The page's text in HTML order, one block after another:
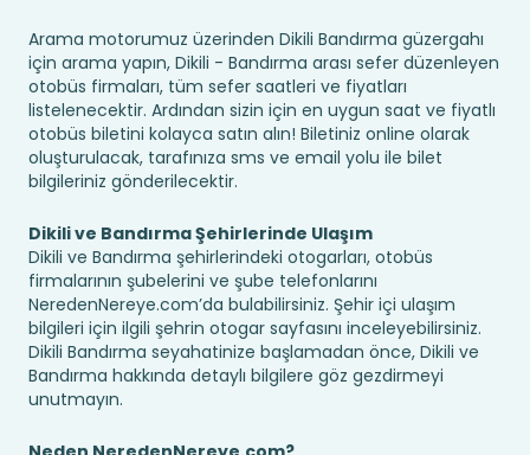
Arama motorumuz üzerinden Dikili Bandırma güzergahı
için arama yapın, Dikili - Bandırma arası sefer düzenleyen
otobüs firmaları, tüm sefer saatleri ve fiyatları
listelenecektir. Ardından sizin için en uygun saat ve fiyatlı
otobüs biletini kolayca satın alın! Biletiniz online olarak
oluşturulacak, tarafınıza sms ve email yolu ile bilet
bilgileriniz gönderilecektir.
Dikili ve Bandırma Şehirlerinde Ulaşım
Dikili ve Bandırma şehirlerindeki otogarları, otobüs
firmalarının şubelerini ve şube telefonlarını
NeredenNereye.com’da bulabilirsiniz. Şehir içi ulaşım
bilgileri için ilgili şehrin otogar sayfasını inceleyebilirsiniz.
Dikili Bandırma seyahatinize başlamadan önce, Dikili ve
Bandırma hakkında detaylı bilgilere göz gezdirmeyi
unutmayın.